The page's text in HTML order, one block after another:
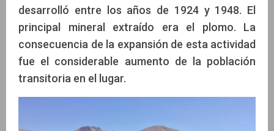
desarrolló entre los años de 1924 y 1948. El
principal mineral extraído era el plomo. La
consecuencia de la expansión de esta actividad
fue el considerable aumento de la población
transitoria en el lugar.